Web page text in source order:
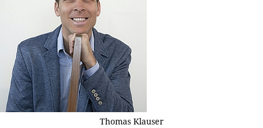
Thomas Klauser